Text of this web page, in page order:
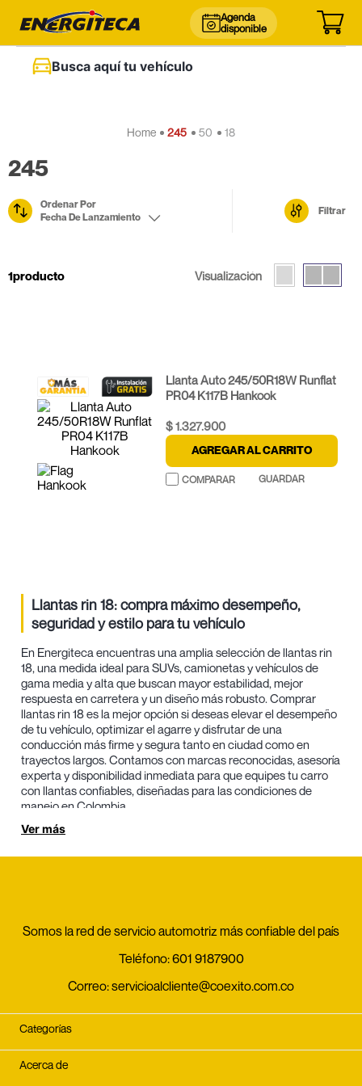
Agenda
disponible
Busca aquí tu vehículo
245 50 18
245
Ordenar Por
Fecha De Lanzamiento
Filtrar
1producto
Llanta Auto 245/50R18W Runflat
PR04 K117B Hankook
$1.327.900
AGREGAR AL CARRITO
Llantas rin 18: compra máximo desempeño,
seguridad y estilo para tu vehículo
En Energiteca encuentras una amplia selección de llantas rin
18, una medida ideal para SUVs, camionetas y vehículos de
gama media y alta que buscan mayor estabilidad, mejor
respuesta en carretera y un diseño más robusto. Comprar
llantas rin 18 es la mejor opción si deseas elevar el desempeño
de tu vehículo, optimizar el agarre y disfrutar de una
conducción más firme y segura tanto en ciudad como en
trayectos largos. Contamos con marcas reconocidas, asesoría
experta y disponibilidad inmediata para que equipes tu carro
con llantas confiables, diseñadas para las condiciones de
manejo en Colombia.
Las llantas rin 18 se destacan por ofrecer un manejo más
y perfiles más bajos que mejoran el agarre, la estabilidad
en curvas y la precisión en la dirección, especialmente
Desempeño superior en ciudad y carretera:Esta medida
permitiendo una conducción segura y estable en
diferentes tipos de vía.
rin 18, obtienes productos fabricados con compuestos
Ver más
Somos la red de servicio automotriz más confiable del país
Teléfono:601 9187900
Correo:servicioalcliente@coexito.com.co
Categorías
Acerca de